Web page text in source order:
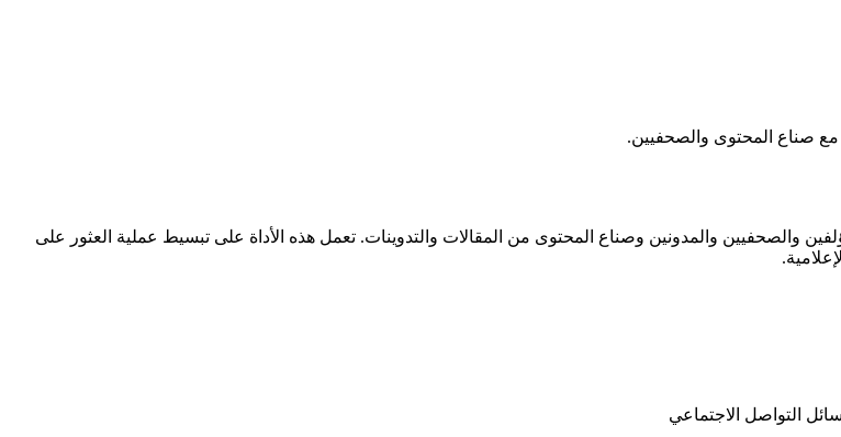
مع صناع المحتوى والصحفيين.
والصحفيين والمدونين وصناع المحتوى من المقالات والتدوينات. تعمل هذه الأداة على تبسيط عملية العثور على
التواصل الاجتماعي